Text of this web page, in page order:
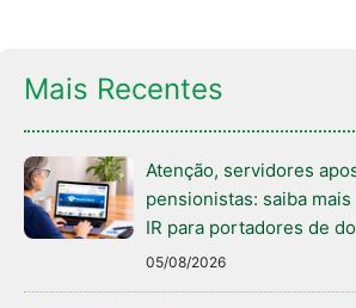
Mais Recentes
Atenção, servidores
pensionistas: saiba
IR para portadores de
05/08/2026